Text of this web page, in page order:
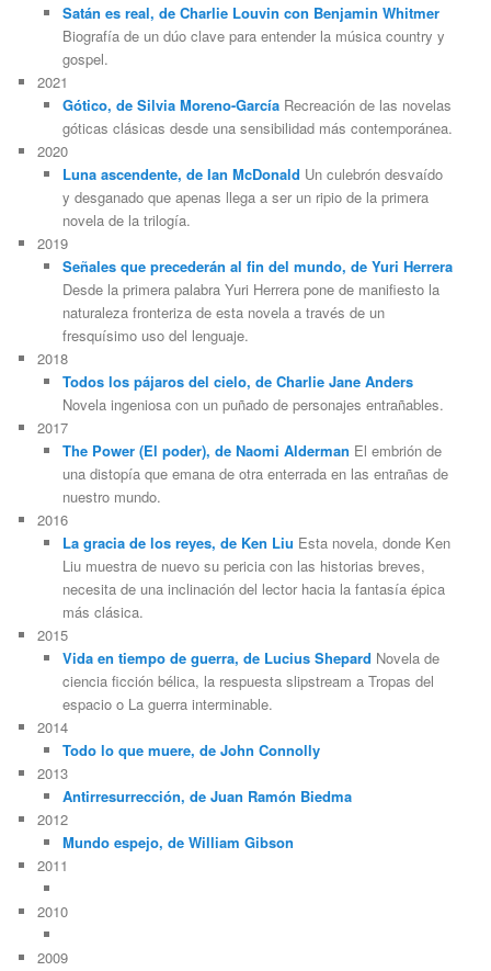
Satán es real, de Charlie Louvin con Benjamin Whitmer
Biografía de un dúo clave para entender la música country y
gospel.
2021
Gótico, de Silvia Moreno-GarcíaRecreación de las novelas
góticas clásicas desde una sensibilidad más contemporánea.
2020
Luna ascendente, de Ian McDonald Un culebrón desvaído
y desganado que apenas llega a ser un ripio de la primera
novela de la trilogía.
2019
Señales que precederán al fin del mundo, de Yuri Herrera
Desde la primera palabra Yuri Herrera pone de manifiesto la
naturaleza fronteriza de esta novela a través de un
fresquísimo uso del lenguaje.
2018
Todos los pájaros del cielo, de Charlie Jane Anders
Novela ingeniosa con un puñado de personajes entrañables.
2017
The Power (El poder), de Naomi Alderman El embrión de
una distopía que emana de otra enterrada en las entrañas de
nuestro mundo.
2016
La gracia de los reyes, de Ken Liu Esta novela, donde Ken
Liu muestra de nuevo su pericia con las historias breves,
necesita de una inclinación del lector hacia la fantasía épica
más clásica.
2015
Vida en tiempo de guerra, de Lucius Shepard Novela de
ciencia ficción bélica, la respuesta slipstream a Tropas del
espacio o La guerra interminable.
2014
Todo lo que muere, de John Connolly
2013
Antirresurrección, de Juan Ramón Biedma
2012
Mundo espejo, de William Gibson
2011
2010
2009